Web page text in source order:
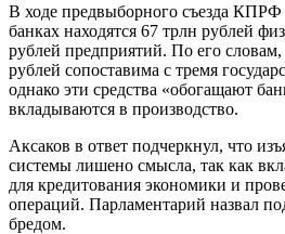
В ходе предвыборного съезда
банках находятся 67 трлн рублей
рублей предприятий. По его
рублей сопоставима с тремя
однако эти средства «обогащают
вкладываются в производство.
Аксаков в ответ подчеркнул, что
системы лишено смысла, так как
для кредитования экономики и
операций. Парламентарий назвал
бредом.